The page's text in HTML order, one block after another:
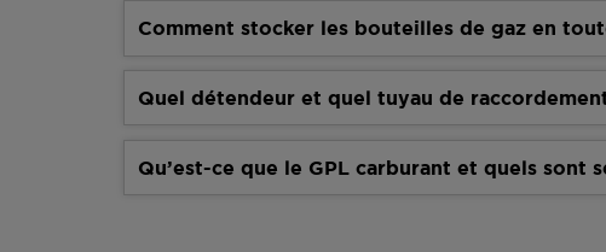
Comment stocker les bouteilles de gaz en
Quel détendeur et quel tuyau de
Qu’est-ce que le GPL carburant et quels sont